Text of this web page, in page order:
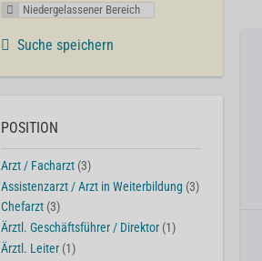
Niedergelassener Bereich
Suche speichern
POSITION
Arzt / Facharzt (3)
Assistenzarzt / Arzt in Weiterbildung (3)
Chefarzt (3)
Ärztl. Geschäftsführer / Direktor (1)
Ärztl. Leiter (1)